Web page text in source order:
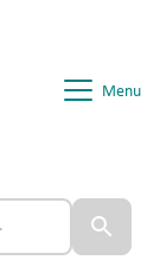
Menu